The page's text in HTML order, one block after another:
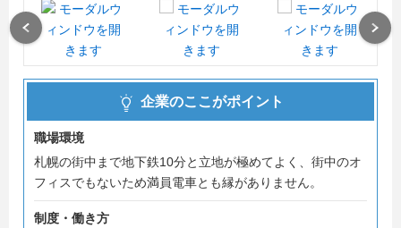
企業のここがポイント
職場環境
札幌の街中まで地下鉄10分と立地が極めてよく、街中のオ
フィスでもないため満員電車とも縁がありません。
制度・働き方